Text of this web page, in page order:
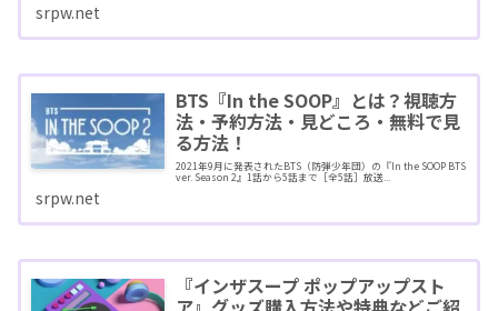
srpw.net
BTS『In the SOOP』とは？視聴方
法・予約方法・見どころ・無料で見
る方法！
2021年9月に発表されたBTS（防弾少年団）の『In the SOOP BTS
ver. Season 2』1話から5話まで［全5話］放送...
srpw.net
『インザスープ ポップアップスト